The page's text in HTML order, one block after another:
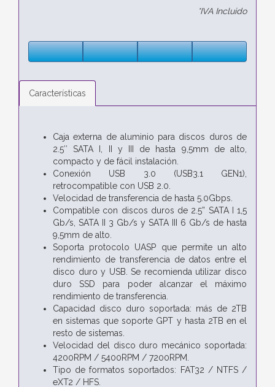
*IVA Incluido
Características
Caja externa de aluminio para discos duros de
2.5″ SATA I, II y III de hasta 9,5mm de alto,
compacto y de fácil instalación.
Conexión USB 3.0 (USB3.1 GEN1),
retrocompatible con USB 2.0.
Velocidad de transferencia de hasta 5.0Gbps.
Compatible con discos duros de 2.5” SATA I 1,5
Gb/s, SATA II 3 Gb/s y SATA III 6 Gb/s de hasta
9,5mm de alto.
Soporta protocolo UASP que permite un alto
rendimiento de transferencia de datos entre el
disco duro y USB. Se recomienda utilizar disco
duro SSD para poder alcanzar el máximo
rendimiento de transferencia.
Capacidad disco duro soportada: más de 2TB
en sistemas que soporte GPT y hasta 2TB en el
resto de sistemas.
Velocidad del disco duro mecánico soportada:
4200RPM / 5400RPM / 7200RPM.
Tipo de formatos soportados: FAT32 / NTFS /
eXT2 / HFS.